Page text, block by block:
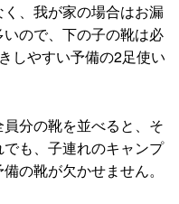
、我が家の場合はお漏
ので、下の子の靴は必
しやすい予備の2足使い
分の靴を並べると、そ
も、子連れのキャンプ
の靴が欠かせません。